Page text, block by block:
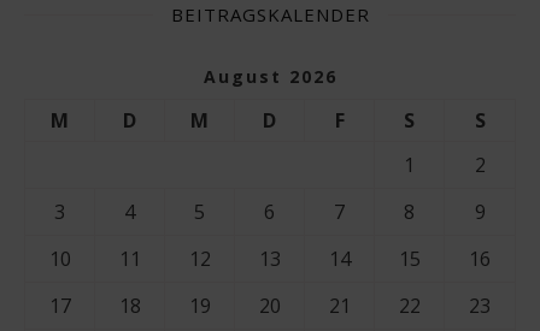
BEITRAGSKALENDER
August 2026
M D M D F S
S
1
2
3
4 5 6 7 8
9
10
11 12 13 14 15
16
17
18 19 20 21 22 23